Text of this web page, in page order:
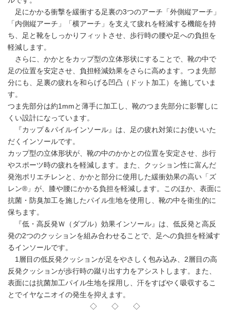
足にかかる衝撃を緩衝する足裏の3つのアーチ「外側縦アーチ」
「内側縦アーチ」「横アーチ」を支えて疲れを軽減する機能を持
ち、足と靴をしっかりフィットさせ、歩行時の腰や足への負担を
軽減します。
さらに、かかとをカップ型の立体形状にすることで、靴の中で
足の位置を安定させ、負担軽減効果をさらに高めます。つま先部
分にも、足裏の疲れを和らげる凹凸（ドット加工）を施していま
す。
つま先部分は約1mmと薄手に加工し、靴のつま先部分に影響しに
くい設計になっています。
『カップ＆パイルインソール』は、足の疲れ対策にお使いいた
だくインソールです。
カップ型の立体形状が、靴の中のかかとの位置を安定させ、歩行
やスポーツ時の疲れを軽減します。また、クッション性に富んだ
発泡ポリエチレンと、かかと部分に使用した緩衝効果の高い「ズ
レン®」が、膝や腰にかかる負担を軽減します。このほか、表面に
抗菌・防臭加工を施したパイル生地を使用し、靴の中を衛生的に
保ちます。
『低・高反発Ｗ（ダブル）効果インソール』は、低反発と高反
発の2つのクッションを組み合わせることで、足への負担を軽減す
るインソールです。
1層目の低反発クッションが足をやさしく包み込み、2層目の高
反発クッションが歩行時の蹴り出す力をアシストします。また、
表面には抗菌加工パイル生地を採用し、汗をすばやく吸収するこ
とでイヤなニオイの発生を抑えます。
◇ ◇ ◇